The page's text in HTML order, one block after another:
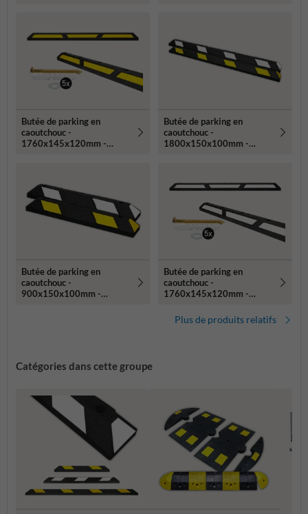
Butée de parking en
caoutchouc -
1760x145x120mm -
Butée de parking en
caoutchouc -
1800x150x100mm -
Butée de parking en
caoutchouc -
900x150x100mm -
Butée de parking en
caoutchouc -
1760x145x120mm -
Plus de produits relatifs
Catégories dans cette groupe